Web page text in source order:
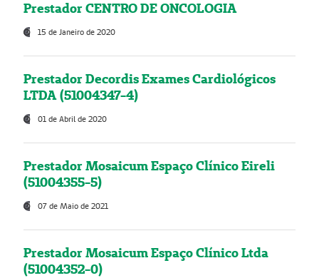
Prestador CENTRO DE ONCOLOGIA
15 de Janeiro de 2020
Prestador Decordis Exames Cardiológicos
LTDA (51004347-4)
01 de Abril de 2020
Prestador Mosaicum Espaço Clínico Eireli
(51004355-5)
07 de Maio de 2021
Prestador Mosaicum Espaço Clínico Ltda
(51004352-0)